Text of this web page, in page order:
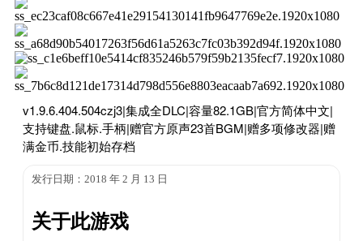
v1.9.6.404.504czj3|集成全DLC|容量82.1GB|官方简体中文|
支持键盘.鼠标.手柄|赠官方原声23首BGM|赠多项修改器|赠
满金币.技能初始存档
发行日期：2018 年 2 月 13 日
关于此游戏